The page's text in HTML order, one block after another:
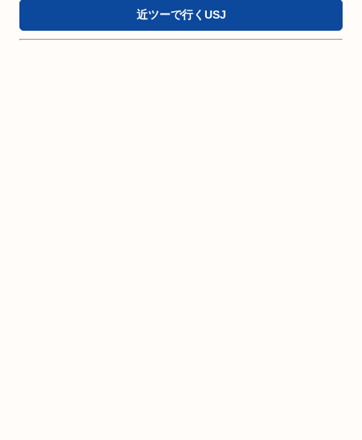
近ツーで行くUSJ